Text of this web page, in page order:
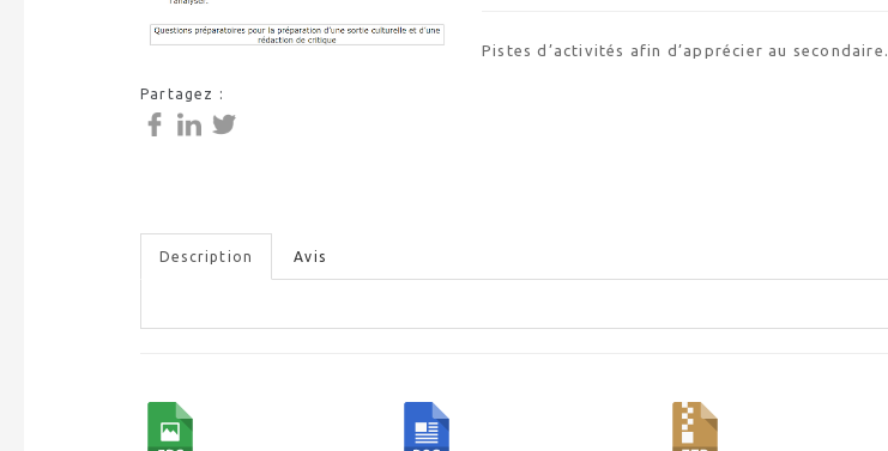
Partagez :
Pistes d’activités afin d’apprécier au secondaire.
Description Avis